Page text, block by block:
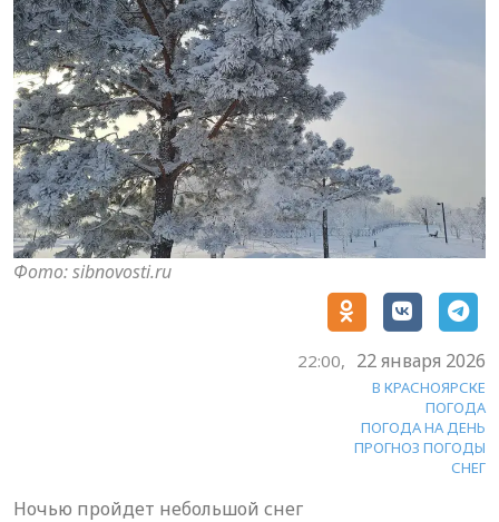
Фото: sibnovosti.ru
22:00, 22 января 2026
В КРАСНОЯРСКЕ
ПОГОДА
ПОГОДА НА ДЕНЬ
ПРОГНОЗ ПОГОДЫ
СНЕГ
Ночью пройдет небольшой снег